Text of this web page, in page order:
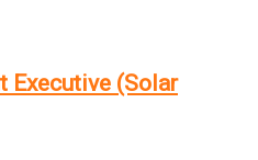
Executive (Solar